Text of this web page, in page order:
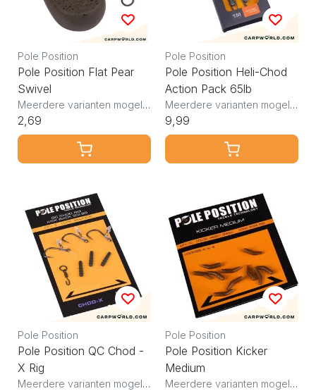
Pole Position
Pole Position Flat Pear
Swivel
Meerdere varianten mogelijk
2,69
Pole Position
Pole Position Heli-Chod
Action Pack 65lb
Meerdere varianten mogelijk
9,99
Pole Position
Pole Position QC Chod -
X Rig
Meerdere varianten mogelijk
Pole Position
Pole Position Kicker
Medium
Meerdere varianten mogelijk